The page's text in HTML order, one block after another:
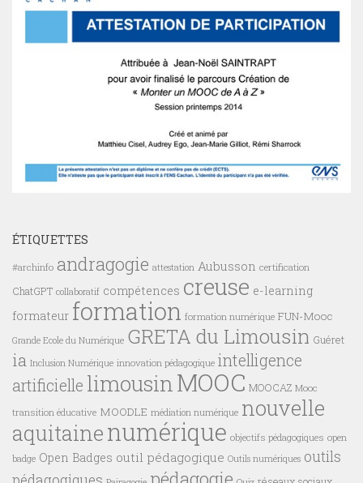
ÉTIQUETTES
#archinfo andragogie attestation Aubusson certification
ChatGPT collaboratif compétences creuse e-learning
formateur formation formation numérique FUN-Mooc
Grande Ecole du Numérique GRETA du Limousin Guéret
ia Inclusion Numérique innovation pédagogique intelligence
artificielle limousin MOOC MOOCAZ Mooc
transition éducative MOODLE médiation numérique nouvelle
aquitainenumérique objectifs pédagogiques open
badge Open Badges outil pédagogique Outils numériques outils
pédagogie